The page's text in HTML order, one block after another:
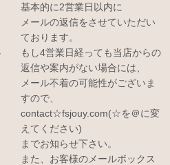
基本的に2営業日以内に
メールの返信をさせていただい
ております。
もし4営業日経っても当店からの
返信や案内がない場合には、
メール不着の可能性がございま
すので、
contact☆fsjouy.com(☆を＠に変
えてください)
までお知らせ下さい。
また、お客様のメールボックス